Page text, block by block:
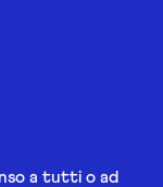
a tutti o ad